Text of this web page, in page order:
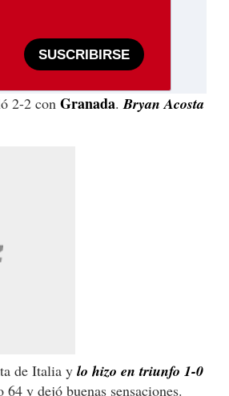
SUSCRIBIRSE
2-2 con Granada.Bryan Acosta
de Italia y lo hizo en triunfo 1-0
y dejó buenas sensaciones.